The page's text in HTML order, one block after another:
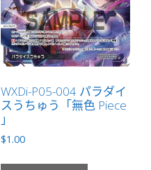
WXDi-P05-004 パラダイ
スうちゅう「無色 Piece
」
$1.00